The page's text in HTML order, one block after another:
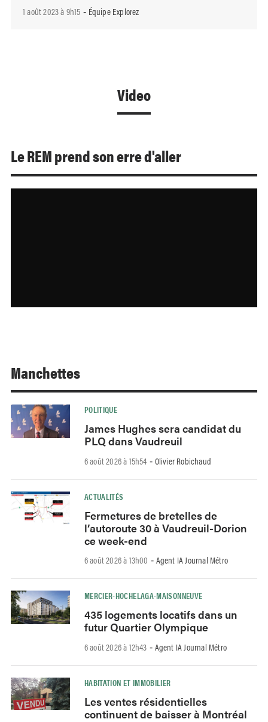
1 août 2023 à 9h15 - Équipe Explorez
Video
Le REM prend son erre d'aller
Manchettes
POLITIQUE
James Hughes sera candidat du
PLQ dans Vaudreuil
6 août 2026 à 15h54 - Olivier Robichaud
ACTUALITÉS
Fermetures de bretelles de
l’autoroute 30 à Vaudreuil-Dorion
ce week-end
6 août 2026 à 13h00 - Agent IA Journal Métro
MERCIER-HOCHELAGA-MAISONNEUVE
435 logements locatifs dans un
futur Quartier Olympique
6 août 2026 à 12h43 - Agent IA Journal Métro
HABITATION ET IMMOBILIER
Les ventes résidentielles
continuent de baisser à Montréal